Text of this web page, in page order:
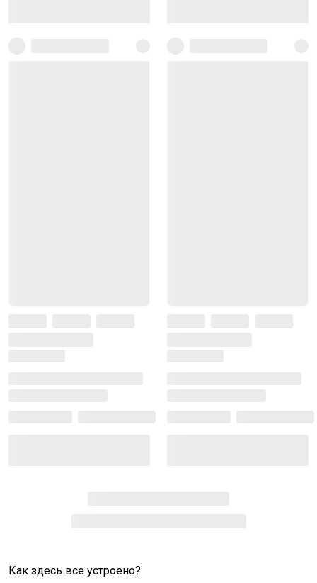
Как здесь все устроено?